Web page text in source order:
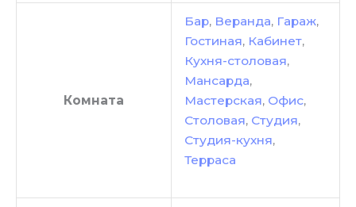
Комната
Бар, Веранда, Гараж,
Гостиная, Кабинет,
Кухня-столовая,
Мансарда,
Мастерская, Офис,
Столовая, Студия,
Студия-кухня,
Терраса